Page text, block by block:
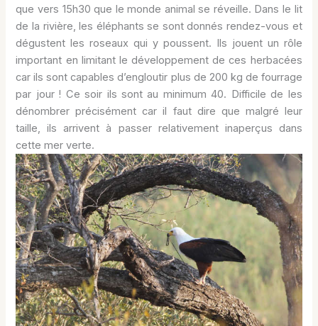
que vers 15h30 que le monde animal se réveille. Dans le lit
de la rivière, les éléphants se sont donnés rendez-vous et
dégustent les roseaux qui y poussent. Ils jouent un rôle
important en limitant le développement de ces herbacées
car ils sont capables d’engloutir plus de 200 kg de fourrage
par jour ! Ce soir ils sont au minimum 40. Difficile de les
dénombrer précisément car il faut dire que malgré leur
taille, ils arrivent à passer relativement inaperçus dans
cette mer verte.